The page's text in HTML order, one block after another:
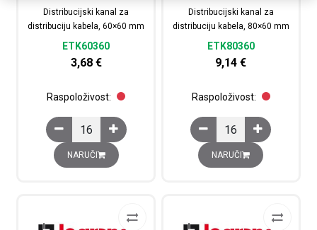
Distribucijski kanal za
distribuciju kabela, 60×60 mm
ETK60360
3,68 €
Raspoloživost:
Distribucijski kanal za distribuciju kabela, 60x60 mm
NARUČI
Distribucijski kanal za
distribuciju kabela, 80×60 mm
ETK80360
9,14€
Raspoloživost:
Distribucijski kanal
NARUČI